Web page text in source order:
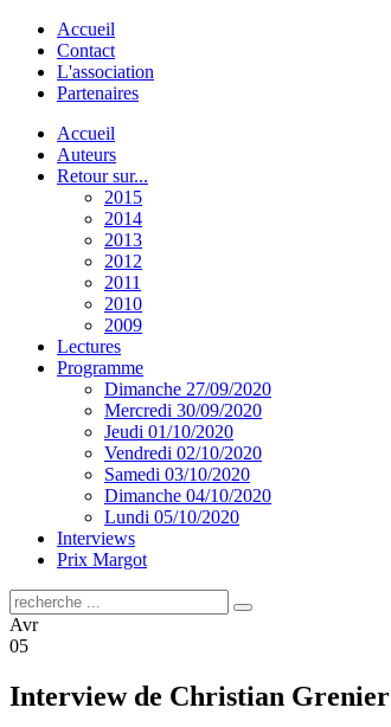
Accueil
Contact
L'association
Partenaires
Accueil
Auteurs
Retour sur...
2015
2014
2013
2012
2011
2010
2009
Lectures
Programme
Dimanche 27/09/2020
Mercredi 30/09/2020
Jeudi 01/10/2020
Vendredi 02/10/2020
Samedi 03/10/2020
Dimanche 04/10/2020
Lundi 05/10/2020
Interviews
Prix Margot
Avr
05
Interview de Christian Grenier